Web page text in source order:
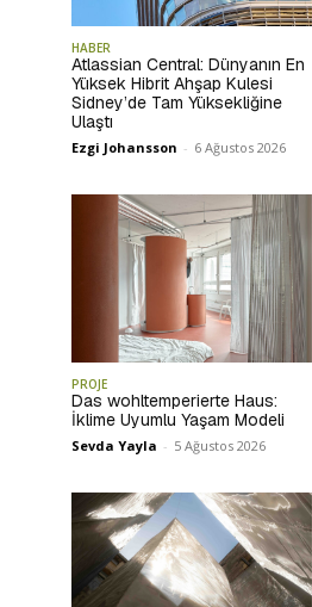
HABER
Atlassian Central: Dünyanın En
Yüksek Hibrit Ahşap Kulesi
Sidney’de Tam Yüksekliğine
Ulaştı
Ezgi Johansson - 6 Ağustos 2026
PROJE
Das wohltemperierte Haus:
İklime Uyumlu Yaşam Modeli
Sevda Yayla - 5 Ağustos 2026